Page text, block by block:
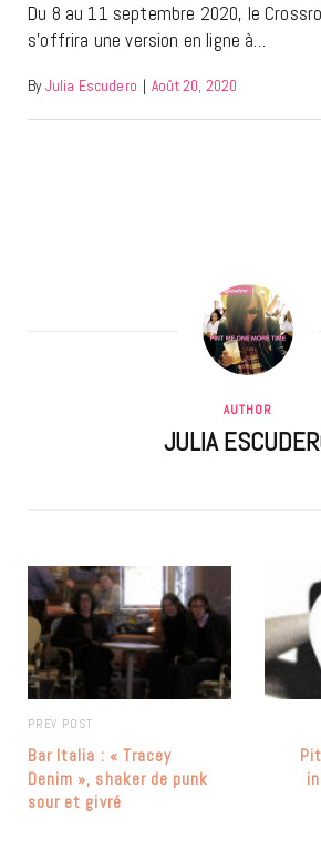
Du 8 au 11 septembre 2020, le
s’offrira une version en ligne à…
By Julia Escudero | Août 20, 2020
AUTHOR
JULIA
PREV POST
Bar Italia : « Tracey
Denim », shaker de punk
sour et givré